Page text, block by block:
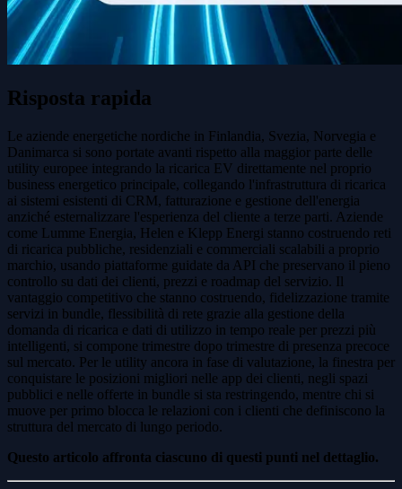
Risposta rapida
Le aziende energetiche nordiche in Finlandia, Svezia, Norvegia e
Danimarca si sono portate avanti rispetto alla maggior parte delle
utility europee integrando la ricarica EV direttamente nel proprio
business energetico principale, collegando l'infrastruttura di ricarica
ai sistemi esistenti di CRM, fatturazione e gestione dell'energia
anziché esternalizzare l'esperienza del cliente a terze parti. Aziende
come Lumme Energia, Helen e Klepp Energi stanno costruendo reti
di ricarica pubbliche, residenziali e commerciali scalabili a proprio
marchio, usando piattaforme guidate da API che preservano il pieno
controllo su dati dei clienti, prezzi e roadmap del servizio. Il
vantaggio competitivo che stanno costruendo, fidelizzazione tramite
servizi in bundle, flessibilità di rete grazie alla gestione della
domanda di ricarica e dati di utilizzo in tempo reale per prezzi più
intelligenti, si compone trimestre dopo trimestre di presenza precoce
sul mercato. Per le utility ancora in fase di valutazione, la finestra per
conquistare le posizioni migliori nelle app dei clienti, negli spazi
pubblici e nelle offerte in bundle si sta restringendo, mentre chi si
muove per primo blocca le relazioni con i clienti che definiscono la
struttura del mercato di lungo periodo.
Questo articolo affronta ciascuno di questi punti nel dettaglio.